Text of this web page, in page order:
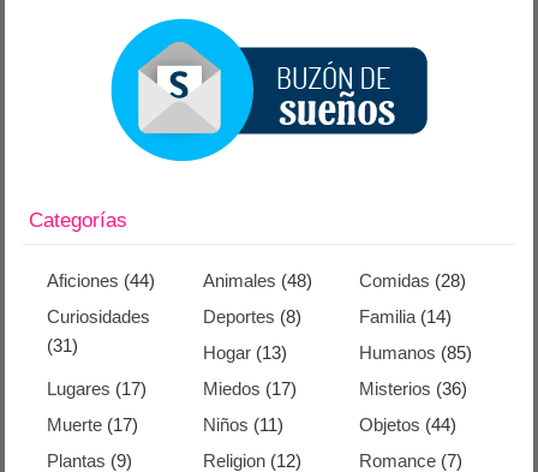
Categorías
Aficiones (44) Animales (48) Comidas (28)
Curiosidades
(31)
Deportes (8) Familia(14)
Hogar (13) Humanos (85)
Lugares (17) Miedos (17) Misterios (36)
Muerte (17) Niños (11) Objetos (44)
Plantas (9) Religion (12) Romance(7)